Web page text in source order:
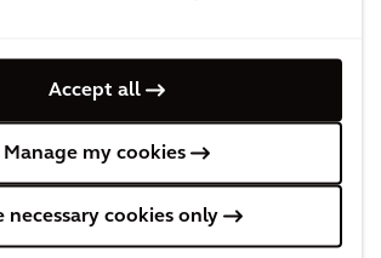
Accept all
Manage my cookies
necessary cookies only